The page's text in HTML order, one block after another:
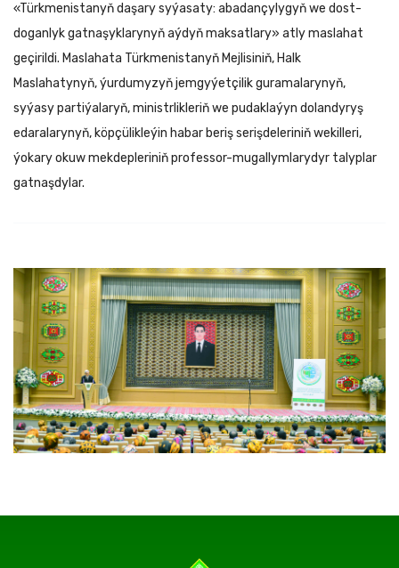
«Türkmenistanyň daşary syýasaty: abadançylygyň we dost-
doganlyk gatnaşyklarynyň aýdyň maksatlary» atly maslahat
geçirildi. Maslahata Türkmenistanyň Mejlisiniň, Halk
Maslahatynyň, ýurdumyzyň jemgyýetçilik guramalarynyň,
syýasy partiýalaryň, ministrlikleriň we pudaklaýyn dolandyryş
edaralarynyň, köpçülikleýin habar beriş serişdeleriniň wekilleri,
ýokary okuw mekdepleriniň professor-mugallymlarydyr talyplar
gatnaşdylar.